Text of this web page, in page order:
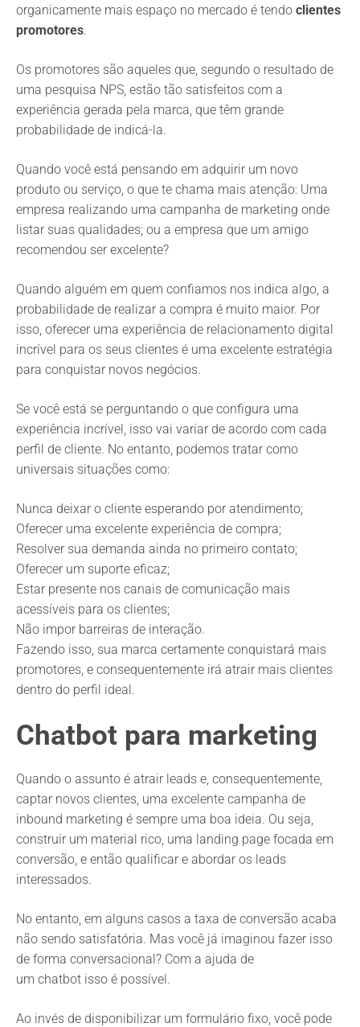
organicamente mais espaço no mercado é tendo clientes
promotores.
Os promotores são aqueles que, segundo o resultado de
uma pesquisa NPS, estão tão satisfeitos com a
experiência gerada pela marca, que têm grande
probabilidade de indicá-la.
Quando você está pensando em adquirir um novo
produto ou serviço, o que te chama mais atenção: Uma
empresa realizando uma campanha de marketing onde
listar suas qualidades; ou a empresa que um amigo
recomendou ser excelente?
Quando alguém em quem confiamos nos indica algo, a
probabilidade de realizar a compra é muito maior. Por
isso, oferecer uma experiência de relacionamento digital
incrível para os seus clientes é uma excelente estratégia
para conquistar novos negócios.
Se você está se perguntando o que configura uma
experiência incrível, isso vai variar de acordo com cada
perfil de cliente. No entanto, podemos tratar como
universais situações como:
Nunca deixar o cliente esperando por atendimento;
Oferecer uma excelente experiência de compra;
Resolver sua demanda ainda no primeiro contato;
Oferecer um suporte eficaz;
Estar presente nos canais de comunicação mais
acessíveis para os clientes;
Não impor barreiras de interação.
Fazendo isso, sua marca certamente conquistará mais
promotores, e consequentemente irá atrair mais clientes
dentro do perfil ideal.
Chatbot para marketing
Quando o assunto é atrair leads e, consequentemente,
captar novos clientes, uma excelente campanha de
inbound marketing é sempre uma boa ideia. Ou seja,
construir um material rico, uma landing page focada em
conversão, e então qualificar e abordar os leads
interessados.
No entanto, em alguns casos a taxa de conversão acaba
não sendo satisfatória. Mas você já imaginou fazer isso
de forma conversacional? Com a ajuda de
um chatbot isso é possível.
Ao invés de disponibilizar um formulário fixo, você pode